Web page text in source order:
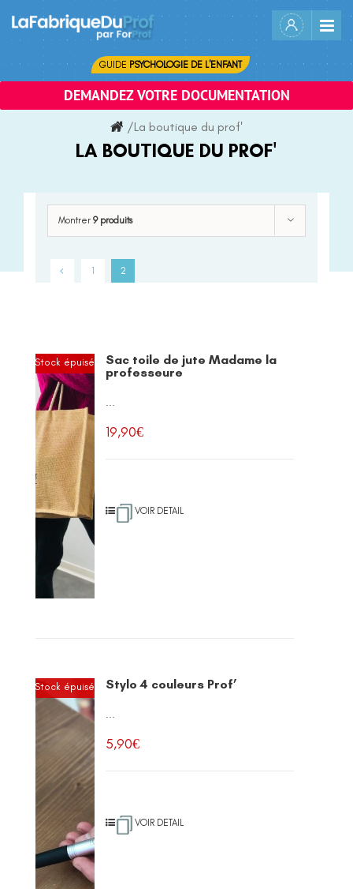
content
GUIDE PSYCHOLOGIE DE L'ENFANT
DEMANDEZ VOTRE DOCUMENTATION
/La boutique du prof'
LA BOUTIQUE DU PROF'
Montrer 9 produits
1 2
Stock épuisé
Sac toile de jute Madame la
professeure
...
19,90€
VOIR DETAIL
Stock épuisé Stylo 4 couleurs Prof’
...
5,90€
VOIR DETAIL